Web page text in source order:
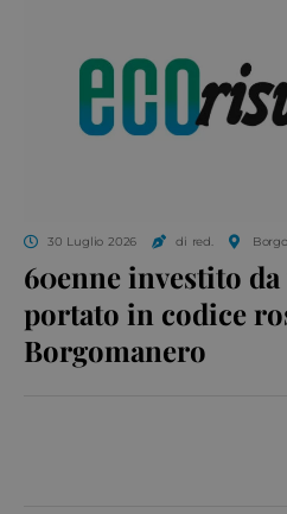
30 Luglio 2026 di red.
60enne investito
portato in codice
Borgomanero